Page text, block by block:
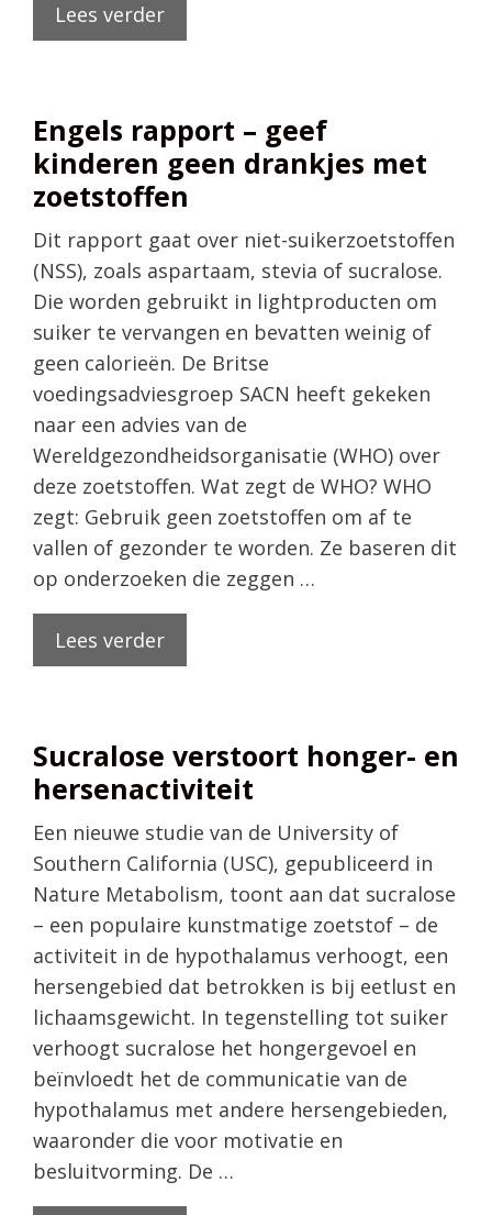
Lees verder
Engels rapport – geef
kinderen geen drankjes met
zoetstoffen
Dit rapport gaat over niet-suikerzoetstoffen
(NSS), zoals aspartaam, stevia of sucralose.
Die worden gebruikt in lightproducten om
suiker te vervangen en bevatten weinig of
geen calorieën. De Britse
voedingsadviesgroep SACN heeft gekeken
naar een advies van de
Wereldgezondheidsorganisatie (WHO) over
deze zoetstoffen. Wat zegt de WHO? WHO
zegt: Gebruik geen zoetstoffen om af te
vallen of gezonder te worden. Ze baseren dit
op onderzoeken die zeggen …
Lees verder
Sucralose verstoort honger- en
hersenactiviteit
Een nieuwe studie van de University of
Southern California (USC), gepubliceerd in
Nature Metabolism, toont aan dat sucralose
– een populaire kunstmatige zoetstof – de
activiteit in de hypothalamus verhoogt, een
hersengebied dat betrokken is bij eetlust en
lichaamsgewicht. In tegenstelling tot suiker
verhoogt sucralose het hongergevoel en
beïnvloedt het de communicatie van de
hypothalamus met andere hersengebieden,
waaronder die voor motivatie en
besluitvorming. De …